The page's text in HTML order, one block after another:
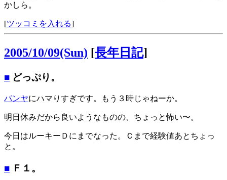
かしら。
[ツッコミを入れる]
2005/10/09(Sun) [長年日記]
■ どっぷり。
パンヤにハマりすぎです。もう３時じゃねーか。
明日休みだから良いようなものの、ちょっと怖い〜。
今日はルーキーＤにまでなった。Ｃまで経験値あとちょっ
と。
■ Ｆ１。